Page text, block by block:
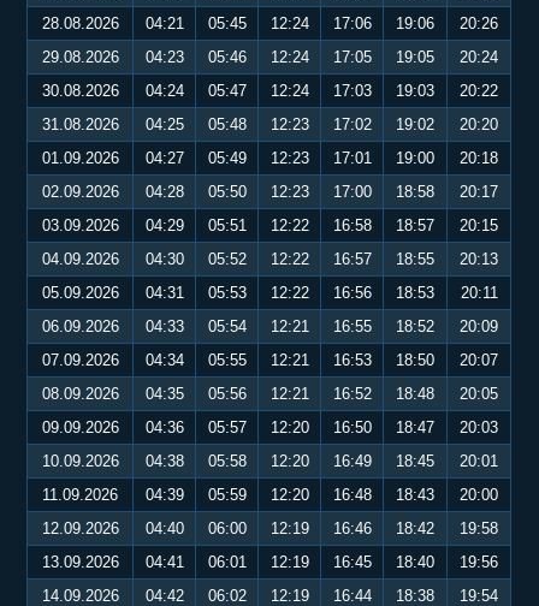
28.08.2026
04:21 05:45 12:24 17:06 19:06
20:26
29.08.2026
04:23 05:46 12:24 17:05 19:05
20:24
30.08.2026
04:24 05:47 12:24 17:03 19:03
20:22
31.08.2026
04:25 05:48 12:23 17:02 19:02
20:20
01.09.2026
04:27 05:49 12:23 17:01 19:00
20:18
02.09.2026
04:28 05:50 12:23 17:00 18:58
20:17
03.09.2026
04:29 05:51 12:22 16:58 18:57
20:15
04.09.2026
04:30 05:52 12:22 16:57 18:55
20:13
05.09.2026
04:31 05:53 12:22 16:56 18:53
20:11
06.09.2026
04:33 05:54 12:21 16:55 18:52
20:09
07.09.2026
04:34 05:55 12:21 16:53 18:50
20:07
08.09.2026
04:35 05:56 12:21 16:52 18:48
20:05
09.09.2026
04:36 05:57 12:20 16:50 18:47
20:03
10.09.2026
04:38 05:58 12:20 16:49 18:45
20:01
11.09.2026
04:39 05:59 12:20 16:48 18:43
20:00
12.09.2026
04:40 06:00 12:19 16:46 18:42
19:58
13.09.2026
04:41 06:01 12:19 16:45 18:40
19:56
14.09.2026
04:42 06:02 12:19 16:44 18:38
19:54